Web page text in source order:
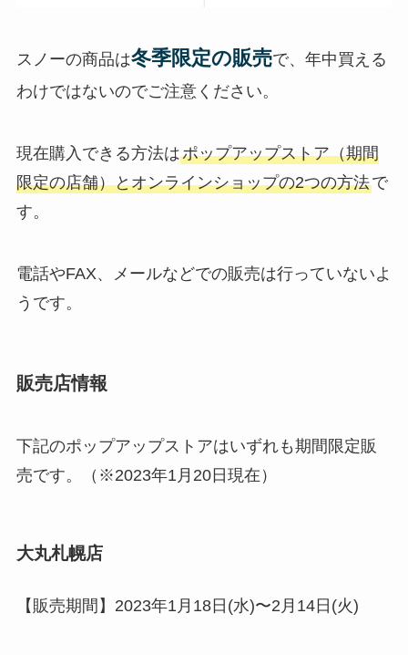
スノーの商品は冬季限定の販売で、年中買える
わけではないのでご注意ください。
現在購入できる方法はポップアップストア（期間
限定の店舗）とオンラインショップの2つの方法で
す。
電話やFAX、メールなどでの販売は行っていないよ
うです。
販売店情報
下記のポップアップストアはいずれも期間限定販
売です。（※2023年1月20日現在）
大丸札幌店
【販売期間】2023年1月18日(水)〜2月14日(火)